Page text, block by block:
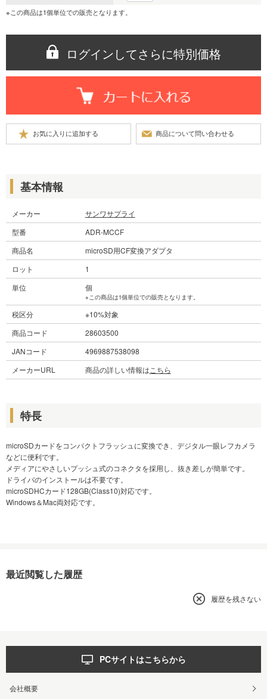
※この商品は1個単位での販売となります。
ログインしてさらに特別価格
基本情報
メーカー
サンワサプライ
型番
ADR-MCCF
商品名
microSD用CF変換アダプタ
ロット
1
単位
個
※この商品は1個単位での販売となります。
税区分
※10%対象
商品コード
28603500
JANコード
4969887538098
メーカーURL
商品の詳しい情報は こちら
特長
microSDカードをコンパクトフラッシュに変換でき、デジタル一眼レフカメラ
などに便利です。
メディアにやさしいプッシュ式のコネクタを採用し、抜き差しが簡単です。
ドライバのインストールは不要です。
microSDHCカード128GB(Class10)対応です。
Windows＆Mac両対応です。
最近閲覧した履歴
履歴を残さない
PCサイトはこちらから
会社概要